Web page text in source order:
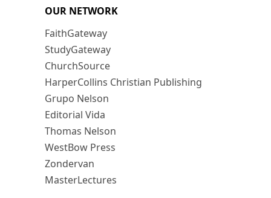
OUR NETWORK
FaithGateway
StudyGateway
ChurchSource
HarperCollins Christian Publishing
Grupo Nelson
Editorial Vida
Thomas Nelson
WestBow Press
Zondervan
MasterLectures